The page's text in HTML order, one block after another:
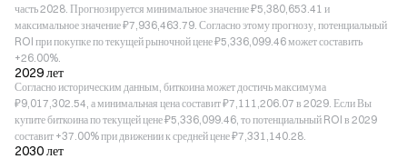
часть 2028. Прогнозируется минимальное значение ₽5,380,653.41 и
максимальное значение ₽7,936,463.79. Согласно этому прогнозу, потенциальный
ROI при покупке по текущей рыночной цене ₽5,336,099.46 может составить
+26.00%.
2029 лет
Согласно историческим данным, биткоина может достичь максимума
₽9,017,302.54, а минимальная цена составит ₽7,111,206.07 в 2029. Если Вы
купите биткоина по текущей цене ₽5,336,099.46, то потенциальный ROI в 2029
составит +37.00% при движении к средней цене ₽7,331,140.28.
2030 лет